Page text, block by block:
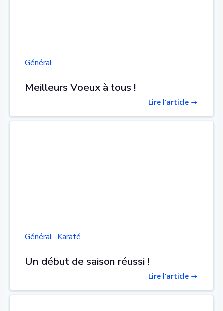
Général
Meilleurs Voeux à tous !
Lire l'article
Général Karaté
Un début de saison réussi !
Lire l'article